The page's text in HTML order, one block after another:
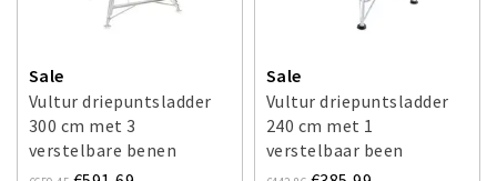
Sale
Vultur driepuntsladder
300 cm met 3
verstelbare benen
Sale
Vultur driepuntsladder
240 cm met 1
verstelbaar been